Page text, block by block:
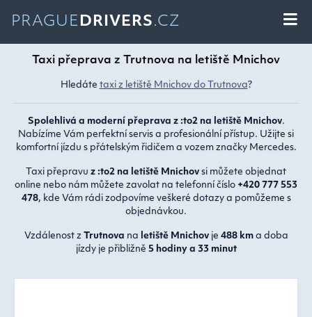
PRAGUE DRIVERS.CZ
Taxi přeprava z Trutnova na letiště Mnichov
Hledáte taxi z letiště Mnichov do Trutnova?
Spolehlivá a moderní přeprava z :to2 na letiště Mnichov.
Nabízíme Vám perfektní servis a profesionální přístup. Užijte si
komfortní jízdu s přátelským řidičem a vozem značky Mercedes.
Taxi přepravu z :to2 na letiště Mnichov si můžete objednat
online nebo nám můžete zavolat na telefonní číslo +420 777 553
478, kde Vám rádi zodpovíme veškeré dotazy a pomůžeme s
objednávkou.
Vzdálenost z Trutnova na letiště Mnichovje 488 kma doba
jízdy je přibližně 5 hodiny a 33 minut